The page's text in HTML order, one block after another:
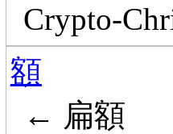
Crypto-
額
← 扁額